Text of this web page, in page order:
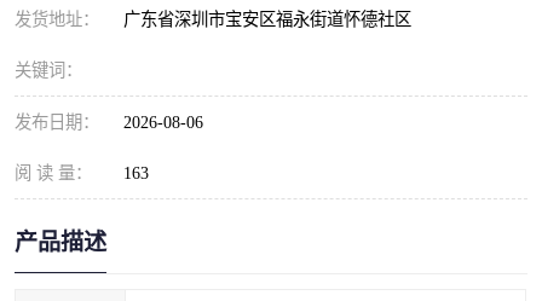
发货地址： 广东省深圳市宝安区福永街道怀德社区
关键词：
发布日期： 2026-08-06
阅 读 量： 163
产品描述